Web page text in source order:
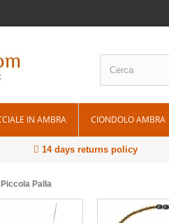
IN AMBRA CIONDOLO AMBRA
14 days returns policy
Palla